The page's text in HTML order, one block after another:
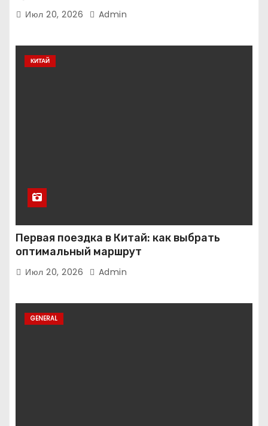
Июл 20, 2026 Admin
КИТАЙ
Первая поездка в Китай: как выбрать
оптимальный маршрут
Июл 20, 2026 Admin
GENERAL